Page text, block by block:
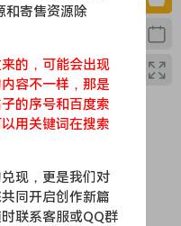
境音效、合唱和均衡器
声宽度和透视、力度响
个实例和一个界面，即可
装了多少台钢琴。因此，
品，Ivory 的智能浏览功
何钢琴。
artists, there are
和寄售资源除
的，可能会出现
容不一样，那是
的序号和百度索
用关键词在搜索
现，更是我们对
同开启创作新篇
联系客服或QQ群